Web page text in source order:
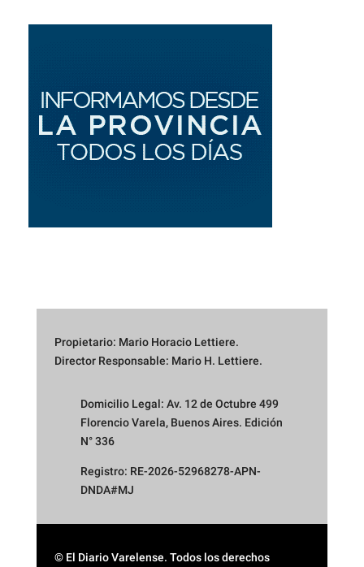
Propietario: Mario Horacio Lettiere.
Director Responsable: Mario H. Lettiere.
Domicilio Legal: Av. 12 de Octubre 499
Florencio Varela, Buenos Aires. Edición
N° 336
Registro: RE-2026-52968278-APN-
DNDA#MJ
© El Diario Varelense. Todos los derechos